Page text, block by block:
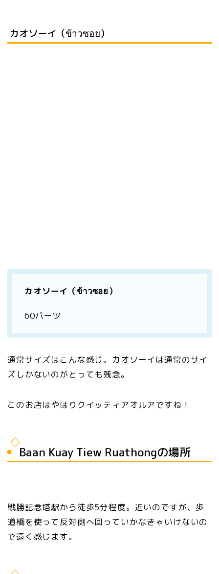
カオソーイ（ข้าวซอย）
カオソーイ（ข้าวซอย）
60バーツ
通常サイズはこんな感じ。カオソーイは通常のサイ
ズしかないのがとっても残念。
このお店はやはりクイッティアオルアですね！
Baan Kuay Tiew Ruathongの場所
戦勝記念塔駅から徒歩5分程度。近いのですが、歩
道橋を使って反対側へ回っていかなきゃいけないの
で遠く感じます。